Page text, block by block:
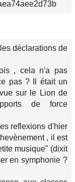
déclarations de
, cela n'a pas
pas ? Il était un
sur le Lion de
de force
reflexions d'hier
, il est
musique" (dixit
en symphonie ?